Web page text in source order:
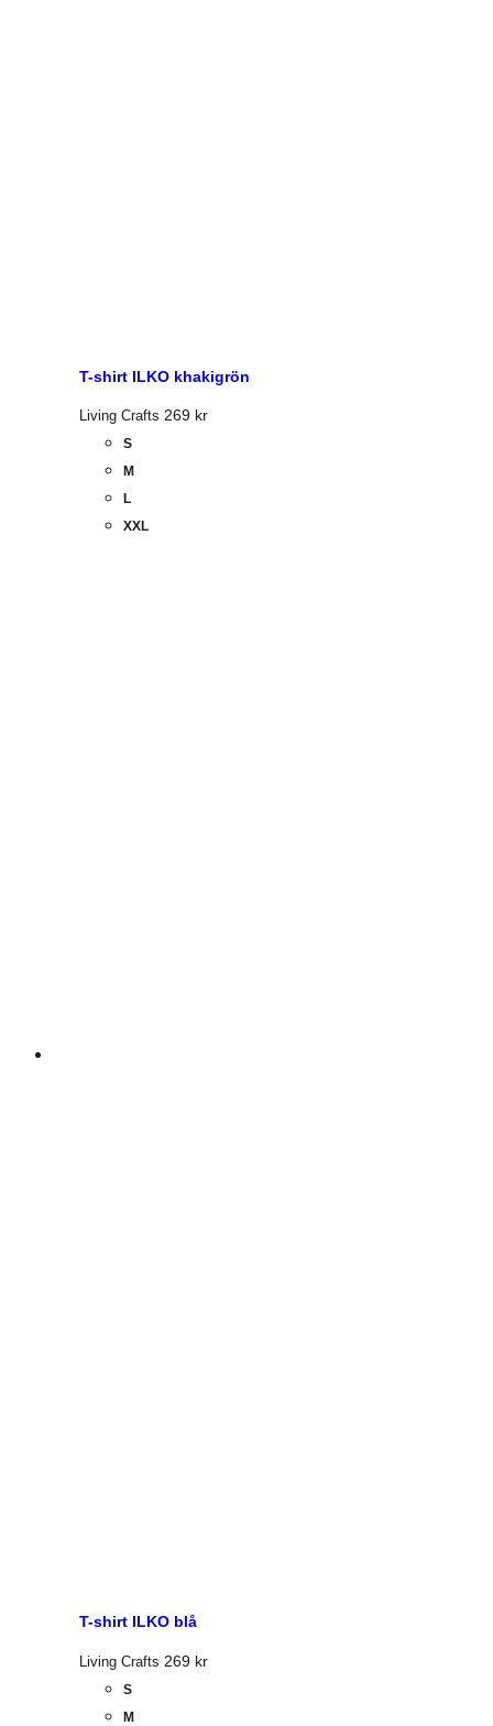
T-shirt ILKO khakigrön
Living Crafts 269 kr
S
M
L
XXL
T-shirt ILKO blå
Living Crafts 269 kr
S
M